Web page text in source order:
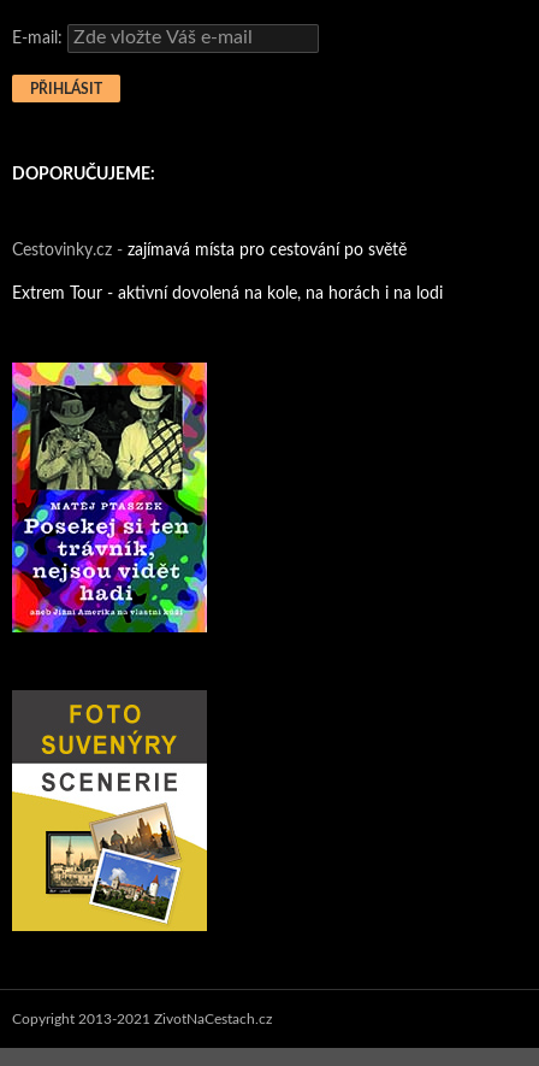
E-mail:
DOPORUČUJEME:
Cestovinky.cz - zajímavá místa pro cestování po světě
Extrem Tour - aktivní dovolená na kole, na horách i na lodi